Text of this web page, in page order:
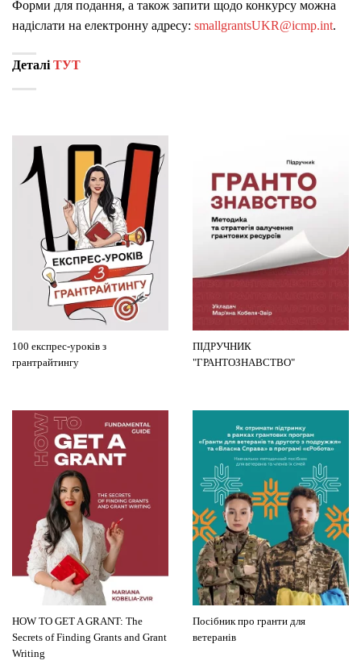
Форми для подання, а також запити щодо конкурсу можна
надіслати на електронну адресу: smallgrantsUKR@icmp.int.
Деталі ТУТ
100 експрес-уроків з
грантрайтингу
ПІДРУЧНИК
"ГРАНТОЗНАВСТВО"
HOW TO GET A GRANT: The
Secrets of Finding Grants and Grant
Writing
Посібник про гранти для
ветеранів